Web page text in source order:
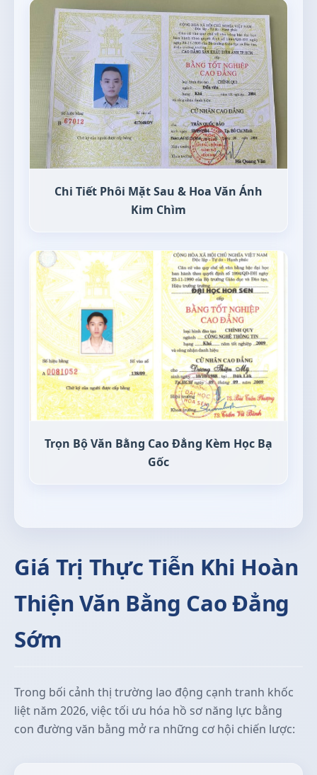
Chi Tiết Phôi Mặt Sau & Hoa Văn Ánh
Kim Chìm
Trọn Bộ Văn Bằng Cao Đẳng Kèm Học Bạ
Gốc
Giá Trị Thực Tiễn Khi Hoàn
Thiện Văn Bằng Cao Đẳng
Sớm
Trong bối cảnh thị trường lao động cạnh tranh khốc
liệt năm 2026, việc tối ưu hóa hồ sơ năng lực bằng
con đường văn bằng mở ra những cơ hội chiến lược: